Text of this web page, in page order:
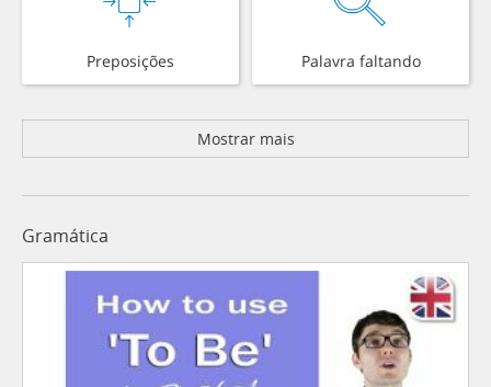
Preposições Palavra faltando
Mostrar mais
Gramática